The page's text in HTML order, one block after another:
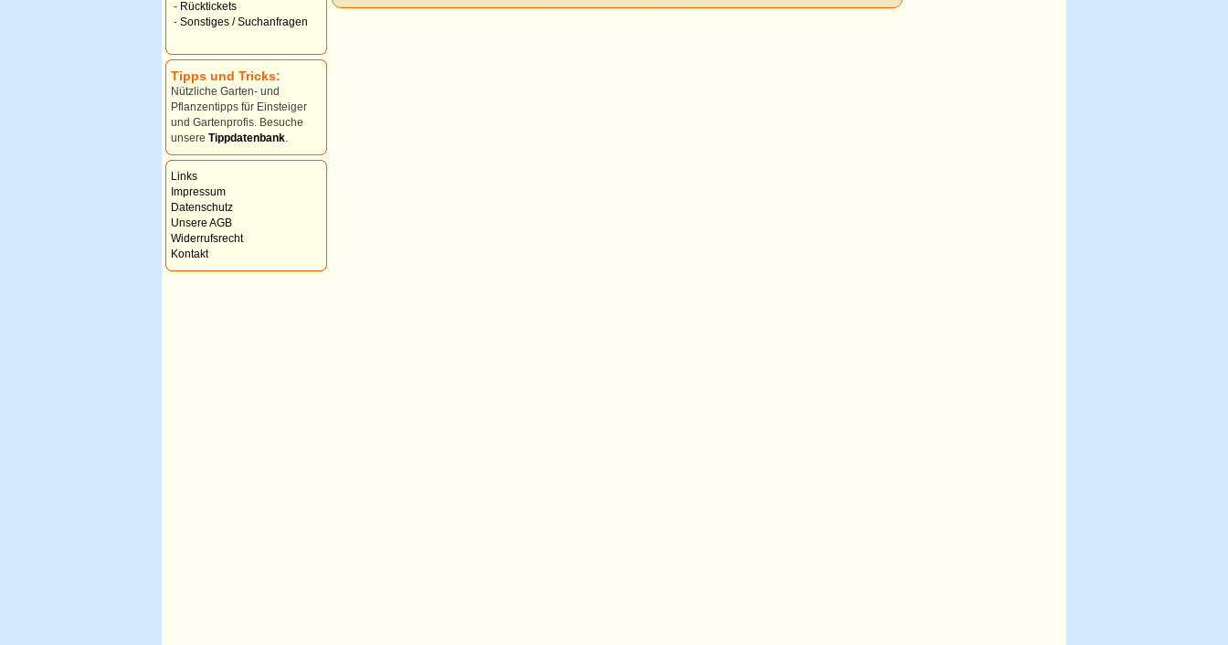
- Rücktickets
- Sonstiges / Suchanfragen
Tipps und Tricks:
Nützliche Garten- und
Pflanzentipps für Einsteiger
und Gartenprofis. Besuche
unsere Tippdatenbank
Links
Impressum
Datenschutz
Unsere AGB
Widerrufsrecht
Kontakt